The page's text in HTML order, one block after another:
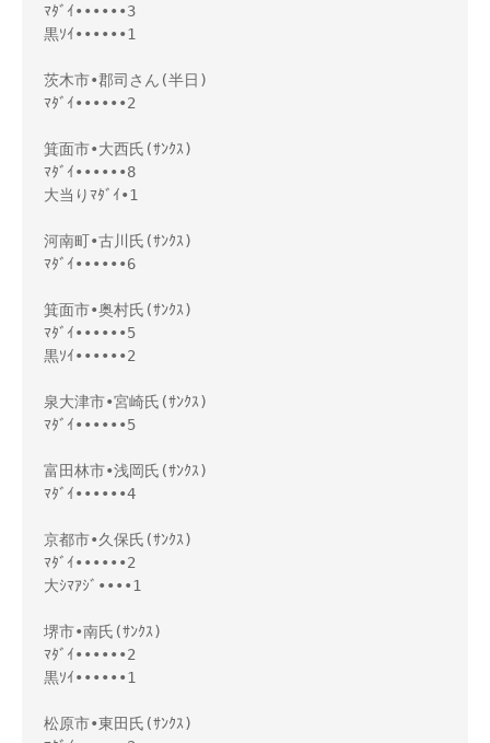
ﾏﾀﾞｲ••••••3
黒ｿｲ••••••1
茨木市•郡司さん(半日)
ﾏﾀﾞｲ••••••2
箕面市•大西氏(ｻﾝｸｽ)
ﾏﾀﾞｲ••••••8
大当りﾏﾀﾞｲ•1
河南町•古川氏(ｻﾝｸｽ)
ﾏﾀﾞｲ••••••6
箕面市•奥村氏(ｻﾝｸｽ)
ﾏﾀﾞｲ••••••5
黒ｿｲ••••••2
泉大津市•宮崎氏(ｻﾝｸｽ)
ﾏﾀﾞｲ••••••5
富田林市•浅岡氏(ｻﾝｸｽ)
ﾏﾀﾞｲ••••••4
京都市•久保氏(ｻﾝｸｽ)
ﾏﾀﾞｲ••••••2
大ｼﾏｱｼﾞ••••1
堺市•南氏(ｻﾝｸｽ)
ﾏﾀﾞｲ••••••2
黒ｿｲ••••••1
松原市•東田氏(ｻﾝｸｽ)